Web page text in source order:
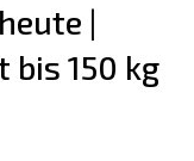
|
bis 150 kg